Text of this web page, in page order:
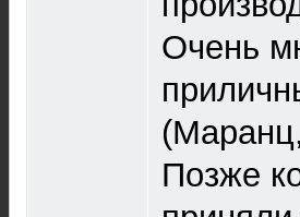
Очень
Позже